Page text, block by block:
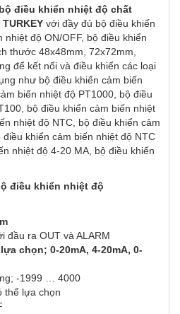
điều khiển nhiệt độ chất
với đầy đủ bộ điều khiển
nhiệt độ ON/OFF, bộ điều khiển
thước 48x48mm, 72x72mm,
để kết nối và điều khiển các loại
như bộ điều khiển cảm biến
biến nhiệt độ PT1000, bộ điều
bộ điều khiển cảm biến nhiệt
nhiệt độ NTC, bộ điều khiển cảm
khiển cảm biến nhiệt độ NTC
nhiệt độ 4-20 MA, bộ điều khiển
điều khiển nhiệt độ
đầu ra OUT và ALARM
chọn; 0-20mA, 4-20mA, 0-
-1999 … 4000
thể lựa chọn